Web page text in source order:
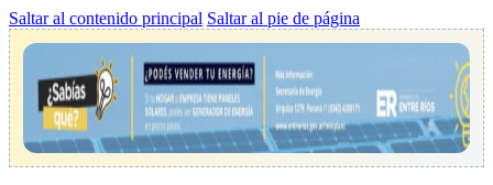
Saltar al contenido principal Saltar al pie de página